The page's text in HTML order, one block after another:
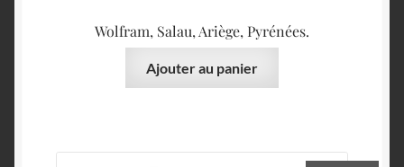
Wolfram, Salau, Ariège, Pyrénées.
Ajouter au panier